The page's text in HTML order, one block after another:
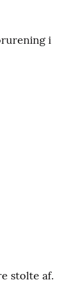
i
stolte af.